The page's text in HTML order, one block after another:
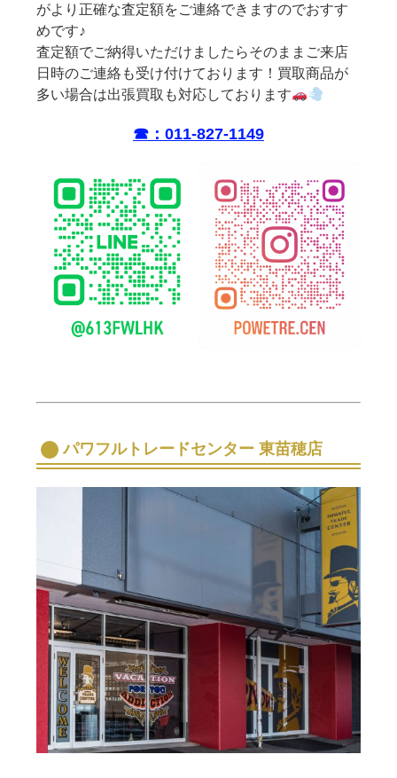
がより正確な査定額をご連絡できますのでおすす
めです♪
査定額でご納得いただけましたらそのままご来店
日時のご連絡も受け付けております！買取商品が
多い場合は出張買取も対応しております
☎︎：011-827-1149
パワフルトレードセンター 東苗穂店